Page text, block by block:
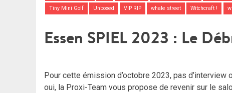
Tiny Mini Golf Unboxed VIP RIP whale street Witchcraft !
Essen SPIEL 2023 : Le
Pour cette émission d’octobre 2023, pas
oui, la Proxi-Team vous propose de revenir sur le